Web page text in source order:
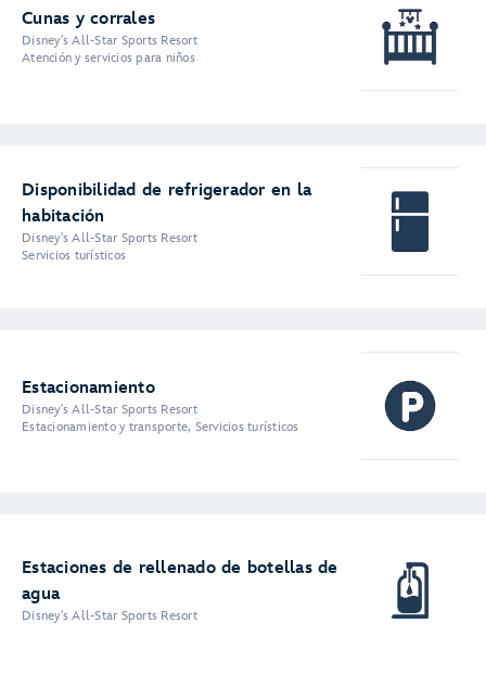
Cunas y corrales
Disney's All-Star Sports Resort
Atención y servicios para niños
Disponibilidad de refrigerador en la
habitación
Disney's All-Star Sports Resort
Servicios turísticos
Estacionamiento
Disney's All-Star Sports Resort
Estacionamiento y transporte, Servicios turísticos
Estaciones de rellenado de botellas de
agua
Disney's All-Star Sports Resort